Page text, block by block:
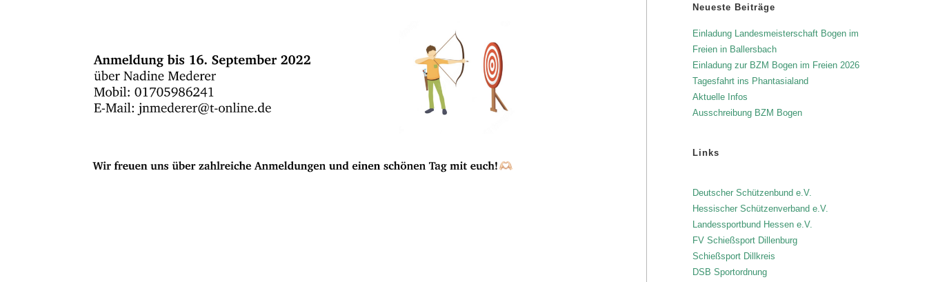
Neueste Beiträge
Einladung Landesmeisterschaft Bogen im
Freien in Ballersbach
Einladung zur BZM Bogen im Freien 2026
Tagesfahrt ins Phantasialand
Aktuelle Infos
Ausschreibung BZM Bogen
Links
Deutscher Schützenbund e.V.
Hessischer Schützenverband e.V.
Landessportbund Hessen e.V.
FV Schießsport Dillenburg
Schießsport Dillkreis
DSB Sportordnung